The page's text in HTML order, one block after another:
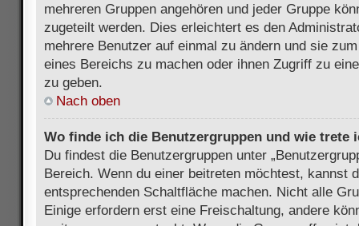
mehreren Gruppen angehören und jeder Gruppe
zugeteilt werden. Dies erleichtert es den
mehrere Benutzer auf einmal zu ändern und sie
eines Bereichs zu machen oder ihnen Zugriff zu
zu geben.
Nach oben
Wo finde ich die Benutzergruppen und wie trete
Du findest die Benutzergruppen unter
Bereich. Wenn du einer beitreten möchtest, kannst
entsprechenden Schaltfläche machen. Nicht alle
Einige erfordern erst eine Freischaltung, andere